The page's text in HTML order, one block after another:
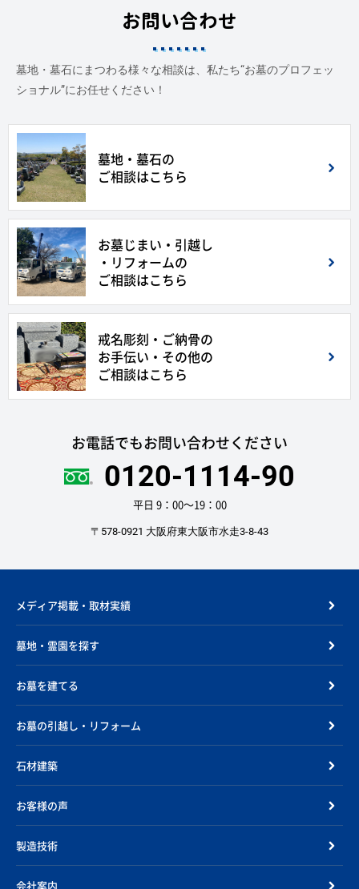
お問い合わせ
墓地・墓石にまつわる様々な相談は、私たち“お墓のプロフェッ
ショナル”にお任せください！
墓地・墓石の
ご相談はこちら
お墓じまい・引越し
・リフォームの
ご相談はこちら
戒名彫刻・ご納骨の
お手伝い・その他の
ご相談はこちら
お電話でもお問い合わせください
0120-1114-90
平日 9：00〜19：00
〒578-0921 大阪府東大阪市水走3-8-43
メディア掲載・取材実績
墓地・霊園を探す
お墓を建てる
お墓の引越し・リフォーム
石材建築
お客様の声
製造技術
会社案内